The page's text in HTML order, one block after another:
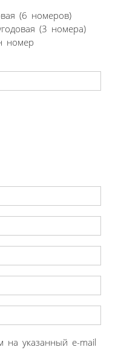
(6 номеров)
(3 номера)
номер
на указанный e-mail